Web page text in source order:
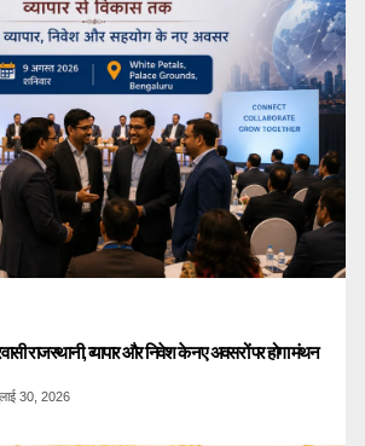
राजस्थानी, व्यापार और निवेश के नए अवसरों पर होगा मंथन
30, 2026